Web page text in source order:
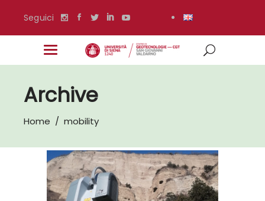
Seguici
Archive
Home / mobility